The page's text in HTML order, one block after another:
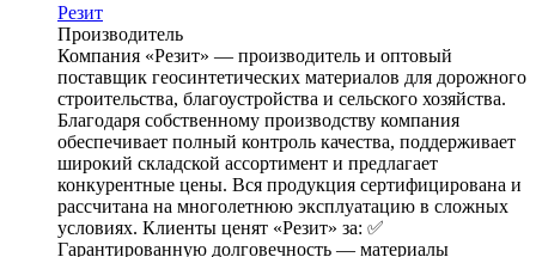
Резит
Производитель
Компания «Резит» — производитель и оптовый
поставщик геосинтетических материалов для дорожного
строительства, благоустройства и сельского хозяйства.
Благодаря собственному производству компания
обеспечивает полный контроль качества, поддерживает
широкий складской ассортимент и предлагает
конкурентные цены. Вся продукция сертифицирована и
рассчитана на многолетнюю эксплуатацию в сложных
условиях. Клиенты ценят «Резит» за: ✅
Гарантированную долговечность — материалы